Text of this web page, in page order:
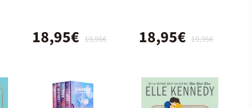
19,95€
18,95€ 19,95€
18,95€